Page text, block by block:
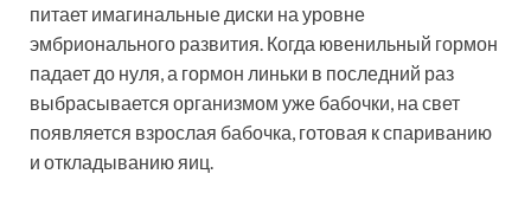
питает имагинальные диски на уровне
эмбрионального развития. Когда ювенильный гормон
падает до нуля, а гормон линьки в последний раз
выбрасывается организмом уже бабочки, на свет
появляется взрослая бабочка, готовая к спариванию
и откладыванию яиц.